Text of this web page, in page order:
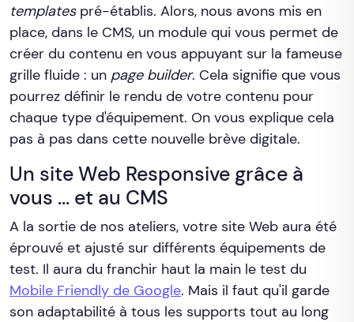
templatespré-établis. Alors, nous avons mis en
place, dans le CMS, un module qui vous permet de
créer du contenu en vous appuyant sur la fameuse
grille fluide : un page builder. Cela signifie que vous
pourrez définir le rendu de votre contenu pour
chaque type d'équipement. On vous explique cela
pas à pas dans cette nouvelle brève digitale.
Un site Web Responsive grâce à
vous ... et au CMS
A la sortie de nos ateliers, votre site Web aura été
éprouvé et ajusté sur différents équipements de
test. Il aura du franchir haut la main le test du
Mobile Friendly de Google. Mais il faut qu'il garde
son adaptabilité à tous les supports tout au long